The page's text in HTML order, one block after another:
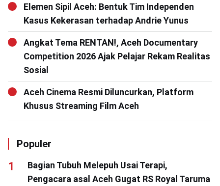
Elemen Sipil Aceh: Bentuk Tim Independen
Kasus Kekerasan terhadap Andrie Yunus
Angkat Tema RENTAN!, Aceh Documentary
Competition 2026 Ajak Pelajar Rekam Realitas
Sosial
Aceh Cinema Resmi Diluncurkan, Platform
Khusus Streaming Film Aceh
Populer
Bagian Tubuh Melepuh Usai Terapi,
Pengacara asal Aceh Gugat RS Royal Taruma